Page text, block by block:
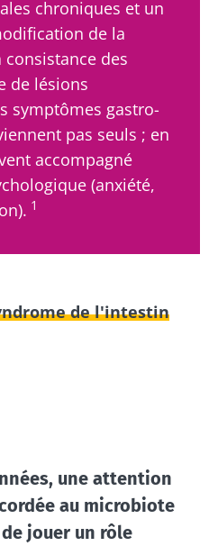
chroniques et un
de la
des
de lésions
symptômes gastro-
pas seuls ; en
accompagné
(anxiété,
1
de l'intestin
une attention
au microbiote
jouer un rôle